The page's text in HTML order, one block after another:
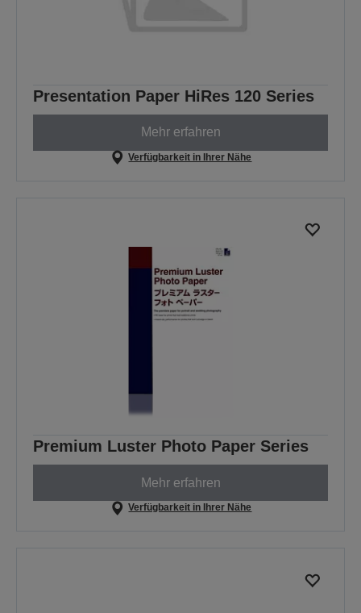
Presentation Paper HiRes 120 Series
Mehr erfahren
Verfügbarkeit in Ihrer Nähe
Premium Luster Photo Paper Series
Mehr erfahren
Verfügbarkeit in Ihrer Nähe